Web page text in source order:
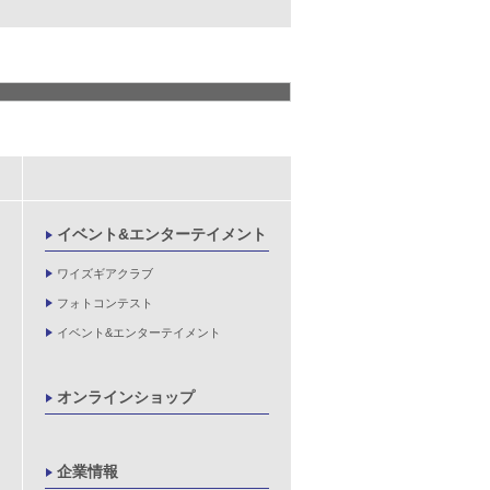
イベント&エンターテイメント
ワイズギアクラブ
フォトコンテスト
イベント&エンターテイメント
オンラインショップ
企業情報